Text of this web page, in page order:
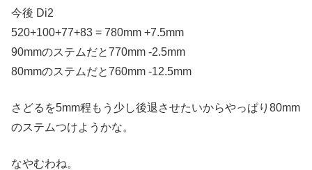
今後 Di2
520+100+77+83 = 780mm +7.5mm
90mmのステムだと770mm -2.5mm
80mmのステムだと760mm -12.5mm
さどるを5mm程もう少し後退させたいからやっぱり80mm
のステムつけようかな。
なやむわね。